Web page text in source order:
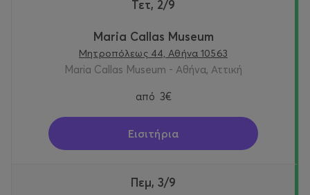
Τετ, 2/9
Maria Callas Museum
Μητροπόλεως 44, Αθήνα 10563
Maria Callas Museum - Αθήνα, Αττική
από 3€
Εισιτήρια
Πεμ, 3/9